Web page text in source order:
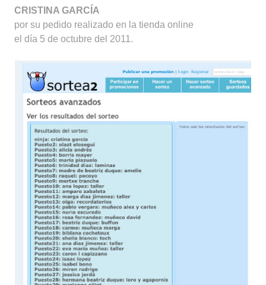
CRISTINA GARCÍA
por su pedido realizado en la tienda online
el día 5 de octubre del 2011.